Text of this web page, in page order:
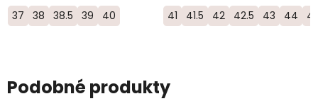
37 38 38.5 39 40 41 41.5 42 42.5 43 44
Podobné produkty